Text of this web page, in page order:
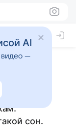
или
сон.
AI
видео —